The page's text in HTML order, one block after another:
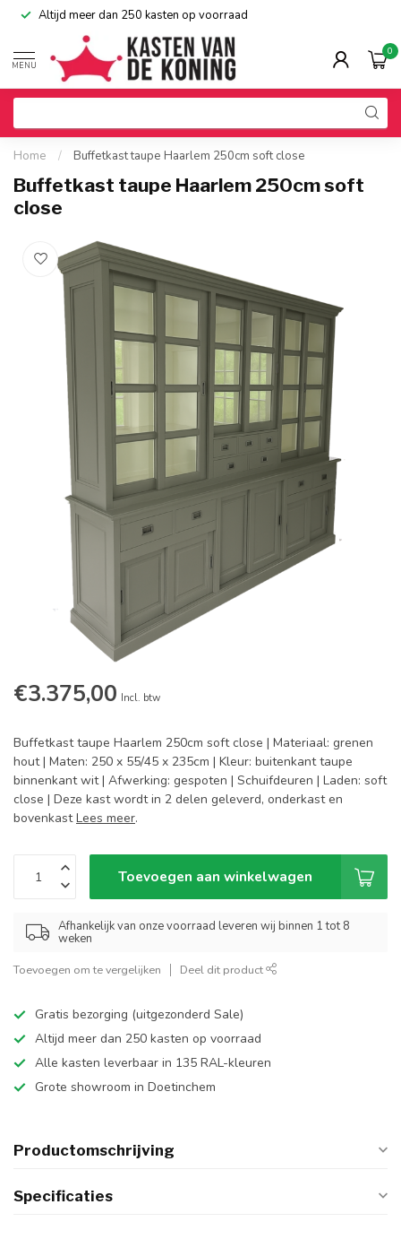
Altijd meer dan 250 kasten op voorraad
MENU
0
Home / Buffetkast taupe Haarlem 250cm soft close
Buffetkast taupe Haarlem 250cm soft
close
€3.375,00 Incl. btw
Buffetkast taupe Haarlem 250cm soft close | Materiaal: grenen
hout | Maten: 250 x 55/45 x 235cm | Kleur: buitenkant taupe
binnenkant wit | Afwerking: gespoten | Schuifdeuren | Laden: soft
close | Deze kast wordt in 2 delen geleverd, onderkast en
bovenkastLees meer.
Toevoegen aan winkelwagen
Afhankelijk van onze voorraad leveren wij binnen 1 tot 8
weken
Toevoegen om te vergelijken Deel dit product
Gratis bezorging (uitgezonderd Sale)
Altijd meer dan 250 kasten op voorraad
Alle kasten leverbaar in 135 RAL-kleuren
Grote showroom in Doetinchem
Productomschrijving
Specificaties